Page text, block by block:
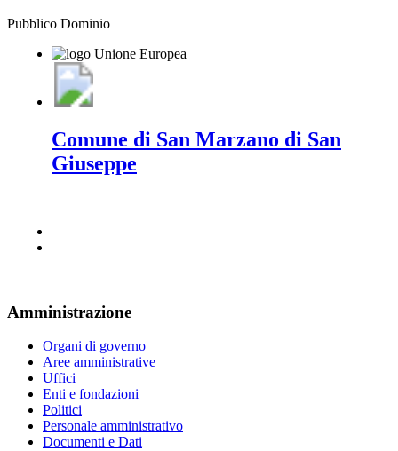
Pubblico Dominio
Comune di San Marzano di San
Giuseppe
Amministrazione
Organi di governo
Aree amministrative
Uffici
Enti e fondazioni
Politici
Personale amministrativo
Documenti e Dati